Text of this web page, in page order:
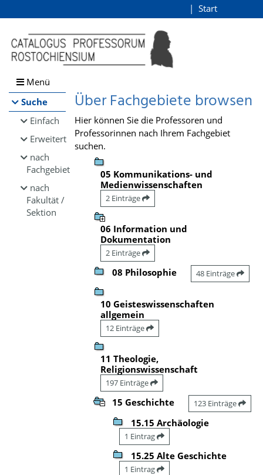
Browsen
direkt zum Inhalt
Start
Menü
Suche
Einfach
Erweitert
nach
Fachgebiet
nach
Fakultät /
Sektion
Über Fachgebiete browsen
Hier können Sie die Professoren und
Professorinnen nach Ihrem Fachgebiet
suchen.
05 Kommunikations- und
Medienwissenschaften
2 Einträge
06 Information und
Dokumentation
2 Einträge
08 Philosophie 48 Einträge
10 Geisteswissenschaften
allgemein
12 Einträge
11 Theologie,
Religionswissenschaft
197 Einträge
15 Geschichte 123 Einträge
15.15 Archäologie
1 Eintrag
15.25 Alte Geschichte
1 Eintrag